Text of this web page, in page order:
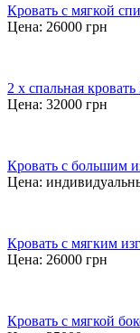
Кровать с мягкой
Цена: 26000 грн
2 х спальная кровать
Цена: 32000 грн
Кровать с большим
Цена:
Кровать с мягким
Цена: 26000 грн
Кровать с мягкой